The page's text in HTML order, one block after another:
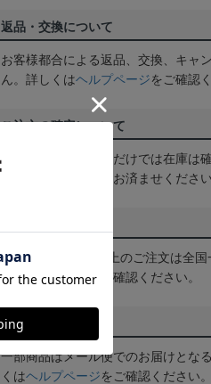
返品・交換について
お客様都合による返品、交換、キャ
ん。詳しくはヘルプページをご確認
ご注文の確定について
買い物かごに入れるだけでは在庫は
めにご購入手続きをお済ませください
3,980円（税込）以上のご注文は全国
はヘルプページをご確認ください。
配送方法について
一部商品はメール便でのお届けとな
くはヘルプページをご確認ください。